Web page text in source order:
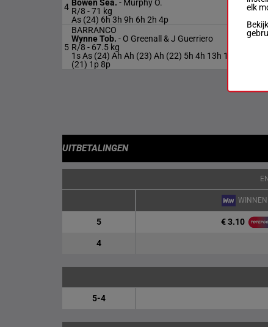
4 Bowen Sea. - Murphy O.
R/8 -71 kg
As (24) 6h 3h 9h 6h 2h 4p
R/8
5
BARRANCO
Wynne Tob. - O Greenall & J Guerriero
R/8 - 67.5 kg
1s As (24) Ah Ah (23) Ah (22) 5h 4h 13h 10h
(21) 1p 8p
UITBETALINGEN
5 € 3.10
4
5-4
elk